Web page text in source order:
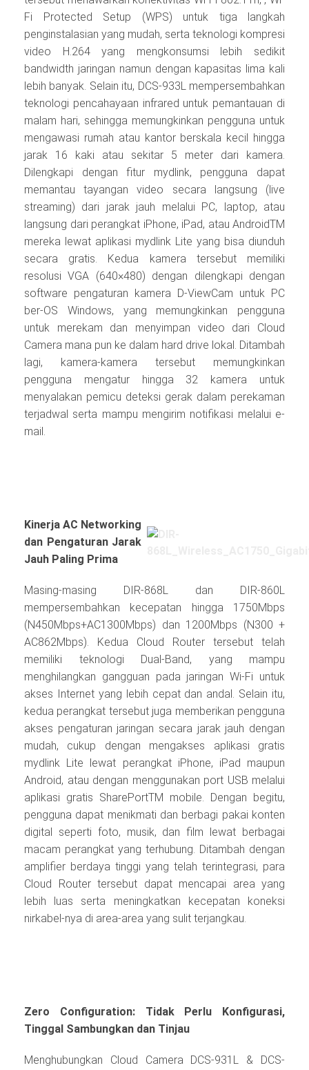
Fi Protected Setup (WPS) untuk tiga langkah
penginstalasian yang mudah, serta teknologi kompresi
video H.264 yang mengkonsumsi lebih sedikit
bandwidth jaringan namun dengan kapasitas lima kali
lebih banyak. Selain itu, DCS-933L mempersembahkan
teknologi pencahayaan infrared untuk pemantauan di
malam hari, sehingga memungkinkan pengguna untuk
mengawasi rumah atau kantor berskala kecil hingga
jarak 16 kaki atau sekitar 5 meter dari kamera.
Dilengkapi dengan fitur mydlink, pengguna dapat
memantau tayangan video secara langsung (live
streaming) dari jarak jauh melalui PC, laptop, atau
langsung dari perangkat iPhone, iPad, atau AndroidTM
mereka lewat aplikasi mydlink Lite yang bisa diunduh
secara gratis. Kedua kamera tersebut memiliki
resolusi VGA (640×480) dengan dilengkapi dengan
software pengaturan kamera D-ViewCam untuk PC
ber-OS Windows, yang memungkinkan pengguna
untuk merekam dan menyimpan video dari Cloud
Camera mana pun ke dalam hard drive lokal. Ditambah
lagi, kamera-kamera tersebut memungkinkan
pengguna mengatur hingga 32 kamera untuk
menyalakan pemicu deteksi gerak dalam perekaman
terjadwal serta mampu mengirim notifikasi melalui e-
mail.
Kinerja AC Networking
dan Pengaturan Jarak
Jauh Paling Prima
Masing-masing DIR-868L dan DIR-860L
mempersembahkan kecepatan hingga 1750Mbps
(N450Mbps+AC1300Mbps) dan 1200Mbps (N300 +
AC862Mbps). Kedua Cloud Router tersebut telah
memiliki teknologi Dual-Band, yang mampu
menghilangkan gangguan pada jaringan Wi-Fi untuk
akses Internet yang lebih cepat dan andal. Selain itu,
kedua perangkat tersebut juga memberikan pengguna
akses pengaturan jaringan secara jarak jauh dengan
mudah, cukup dengan mengakses aplikasi gratis
mydlink Lite lewat perangkat iPhone, iPad maupun
Android, atau dengan menggunakan port USB melalui
aplikasi gratis SharePortTM mobile. Dengan begitu,
pengguna dapat menikmati dan berbagi pakai konten
digital seperti foto, musik, dan film lewat berbagai
macam perangkat yang terhubung. Ditambah dengan
amplifier berdaya tinggi yang telah terintegrasi, para
Cloud Router tersebut dapat mencapai area yang
lebih luas serta meningkatkan kecepatan koneksi
nirkabel-nya di area-area yang sulit terjangkau.
Zero Configuration: Tidak Perlu Konfigurasi,
Tinggal Sambungkan dan Tinjau
Menghubungkan Cloud Camera DCS-931L & DCS-